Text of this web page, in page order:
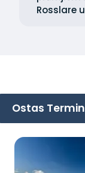
Rosslare
Ostas